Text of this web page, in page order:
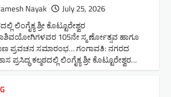
Nayak July 25, 2026
ಲಿಂಗೈಕ್ಯ ಶ್ರೀ ಕೊಟ್ಟೂರೇಶ್ವರ
105ನೇ ಸ್ಮ ರ್ಣೋತ್ಸವ ಹಾಗೂ
ಪ್ರವಚನ ಸಮಾರಂಭ​… ಗಂಗಾವತಿ: ನಗರದ
ಪ್ರಸಿದ್ಧ ಕಲ್ಮಠದಲ್ಲಿ ಲಿಂಗೈಕ್ಯ ಶ್ರೀ ಕೊಟ್ಟೂರೇಶ್ವರ…